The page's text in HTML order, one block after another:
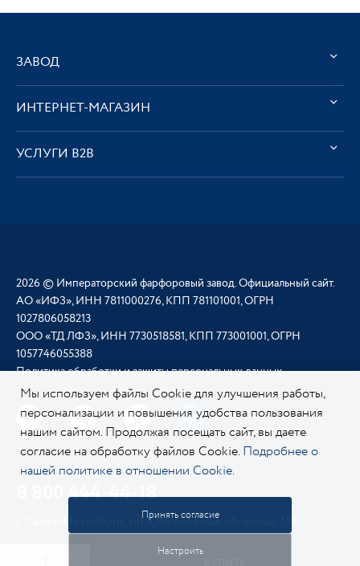
ЗАВОД
ИНТЕРНЕТ-МАГАЗИН
УСЛУГИ В2В
2026 © Императорский фарфоровый завод. Официальный сайт.
АО «ИФЗ», ИНН 7811000276, КПП 781101001, ОГРН
1027806058213
ООО «ТД ЛФЗ», ИНН 7730518581, КПП 773001001, ОГРН
1057746055388
Политика обработки и защиты персональных данных
8 800 444-44-18
г. Санкт-Петербург, пр. Обуховской обороны, 151
Мы используем файлы Cookie для улучшения работы,
персонализации и повышения удобства пользования
нашим сайтом. Продолжая посещать сайт, вы даете
согласие на обработку файлов Cookie. Подробнее о
нашей политике в отношении Cookie.
Принять согласие
Настроить